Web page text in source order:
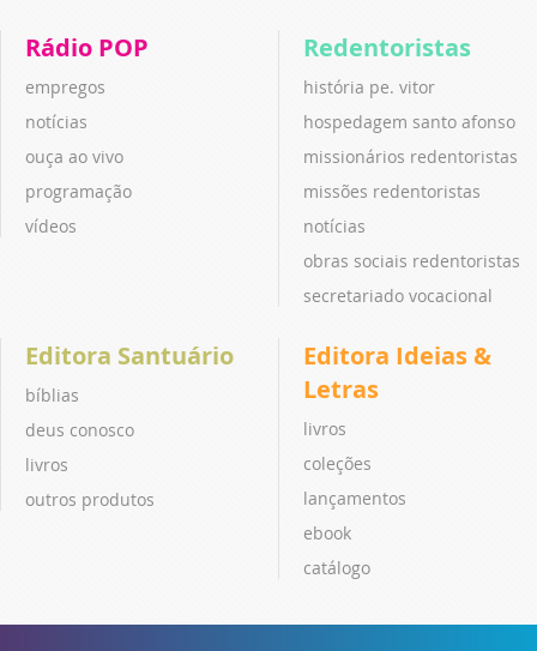
Rádio POP
empregos
notícias
ouça ao vivo
programação
vídeos
Redentoristas
história pe. vitor
hospedagem santo afonso
missionários redentoristas
missões redentoristas
notícias
obras sociais redentoristas
secretariado vocacional
Editora Santuário
bíblias
deus conosco
livros
outros produtos
Editora Ideias &
Letras
livros
coleções
lançamentos
ebook
catálogo